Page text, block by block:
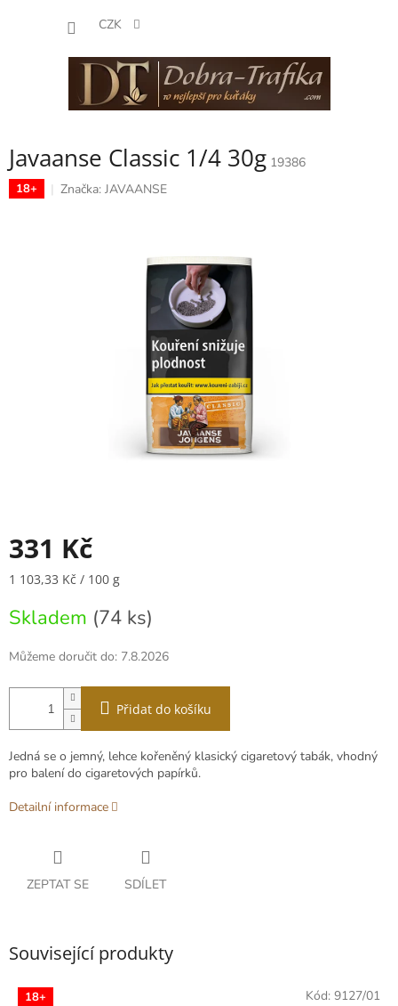
CZK
Javaanse Classic 1/4 30g 19386
18+ Značka: JAVAANSE
331 Kč
Měrná
1 103,33 Kč / 100 g
Skladem (74 ks)
Můžeme doručit do: 7.8.2026
Přidat do košíku
Jedná se o jemný, lehce kořeněný klasický cigaretový tabák, vhodný
pro balení do cigaretových papírků.
Detailní informace
ZEPTAT SE SDÍLET
Související produkty
18+ Kód: 9127/01